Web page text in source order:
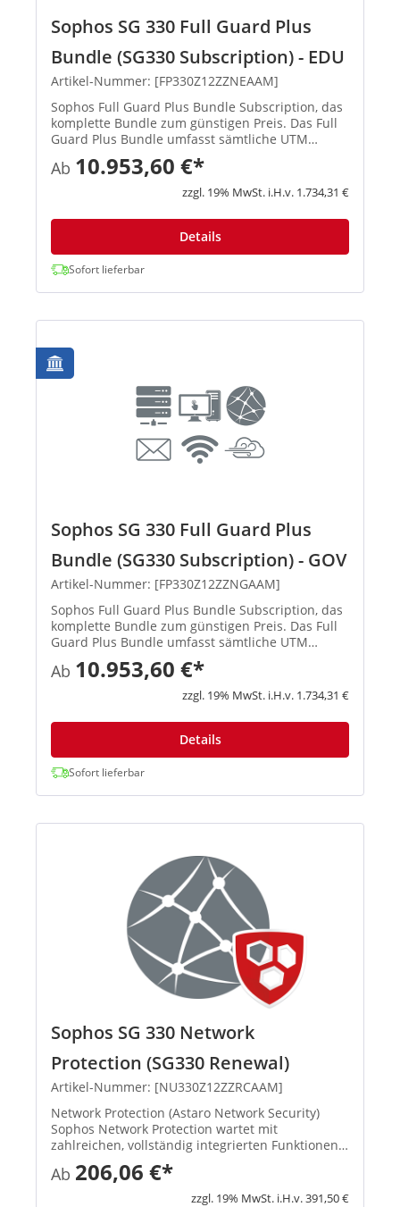
Sophos SG 330 Full Guard Plus
Bundle (SG330 Subscription) - EDU
Artikel-Nummer: [FP330Z12ZZNEAAM]
Sophos Full Guard Plus Bundle Subscription, das
komplette Bundle zum günstigen Preis. Das Full
Guard Plus Bundle umfasst sämtliche UTM
Subscriptions (E-Mail Protection, Network
Protection, Web Protection, Webserver Protection
Wireless Protection und ...
Ab 10.953,60 €*
zzgl. 19% MwSt. i.H.v. 1.734,31 €
Details
Sofort lieferbar
Sophos SG 330 Full Guard Plus
Bundle (SG330 Subscription) - GOV
Artikel-Nummer: [FP330Z12ZZNGAAM]
Sophos Full Guard Plus Bundle Subscription, das
komplette Bundle zum günstigen Preis. Das Full
Guard Plus Bundle umfasst sämtliche UTM
Subscriptions (E-Mail Protection, Network
Protection, Web Protection, Webserver Protection
Wireless Protection und ...
Ab 10.953,60 €*
zzgl. 19% MwSt. i.H.v. 1.734,31 €
Details
Sofort lieferbar
Sophos SG 330 Network
Protection (SG330 Renewal)
Artikel-Nummer: [NU330Z12ZZRCAAM]
Network Protection (Astaro Network Security)
Sophos Network Protection wartet mit
zahlreichen, vollständig integrierten Funktionen
auf: Intrusion Protection, Schutz vor Denial-of-
Service-Attacken, VPN-Gateway, HTML5 VPN-
Portal, hochkarätige Routing-F...
Ab 206,06 €*
zzgl. 19% MwSt. i.H.v. 391,50 €